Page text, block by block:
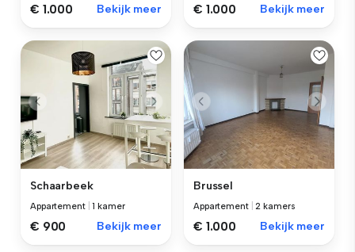
€ 1.000 Bekijk meer € 1.000 Bekijk meer
Schaarbeek
Appartement |1 kamer
€ 900 Bekijk meer
Brussel
Appartement 2 kamers
€ 1.000 Bekijk meer